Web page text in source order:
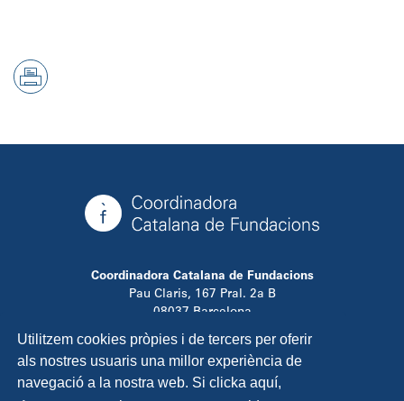
Utilitzem cookies pròpies i de tercers per oferir
als nostres usuaris una millor experiència de
navegació a la nostra web. Si clicka aquí,
Coordinadora Catalana de Fundacions
Pau Claris, 167 Pral. 2a B
08037 Barcelona
T. 934 881 480
info@ccfundacions.cat